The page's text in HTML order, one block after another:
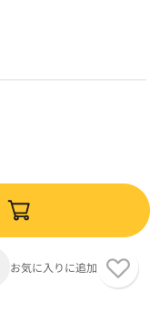
お気に入りに追加